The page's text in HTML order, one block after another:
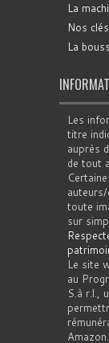
La
Nos clés
La
Les
titre
auprès
de tout
toute
sur
Le site
au
S.à r.l.,